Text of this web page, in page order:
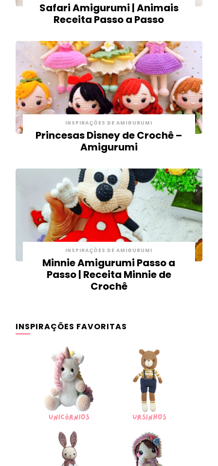
Safari Amigurumi | Animais
Receita Passo a Passo
INSPIRAÇÕES DE AMIGURUMI
Princesas Disney de Crochê –
Amigurumi
INSPIRAÇÕES DE AMIGURUMI
Minnie Amigurumi Passo a
Passo | Receita Minnie de
Crochê
INSPIRAÇÕES FAVORITAS